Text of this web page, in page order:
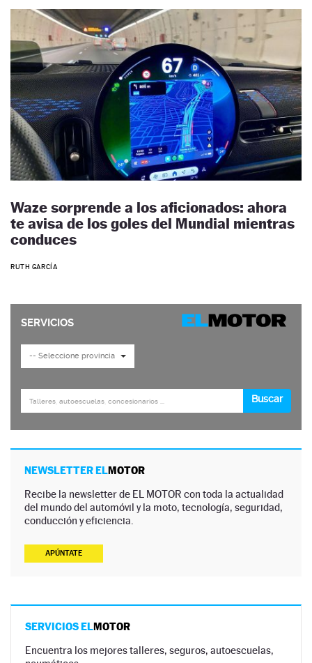
Waze sorprende a los aficionados: ahora
te avisa de los goles del Mundial mientras
conduces
RUTH GARCÍA
NEWSLETTER ELMOTOR
Recibe la newsletter de EL MOTOR con toda la actualidad
del mundo del automóvil y la moto, tecnología, seguridad,
conducción y eficiencia.
APÚNTATE
SERVICIOS ELMOTOR
Encuentra los mejores talleres, seguros, autoescuelas,